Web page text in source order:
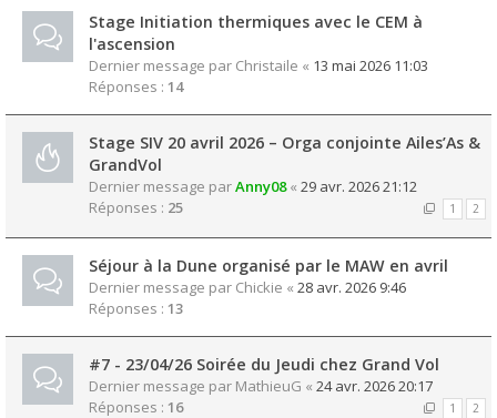
Stage Initiation thermiques avec le CEM à
l'ascension
Dernier message par Christaile « 13 mai 2026 11:03
Réponses : 14
Stage SIV 20 avril 2026 – Orga conjointe Ailes’As &
GrandVol
Dernier message parAnny08« 29 avr. 2026 21:12
Réponses : 25 1 2
Séjour à la Dune organisé par le MAW en avril
Dernier message par Chickie « 28 avr. 2026 9:46
Réponses : 13
#7 - 23/04/26 Soirée du Jeudi chez Grand Vol
Dernier message par MathieuG « 24 avr. 2026 20:17
Réponses : 16 1 2